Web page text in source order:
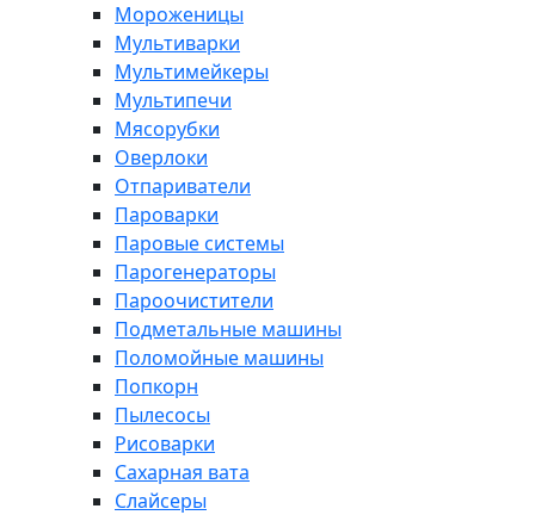
Мороженицы
Мультиварки
Мультимейкеры
Мультипечи
Мясорубки
Оверлоки
Отпариватели
Пароварки
Паровые системы
Парогенераторы
Пароочистители
Подметальные машины
Поломойные машины
Попкорн
Пылесосы
Рисоварки
Сахарная вата
Слайсеры